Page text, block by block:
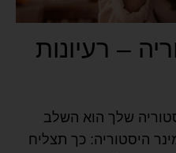
– רעיונות
שלך הוא השלב
היסטוריה: כך תצליח